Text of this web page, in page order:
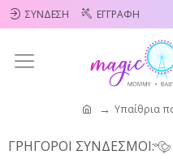
ΣΎΝΔΕΣΗ ΕΓΓΡΑΦΉ
Υπαίθρια
ΓΡΗΓΟΡΟΙ ΣΥΝΔΕΣΜΟΙ: